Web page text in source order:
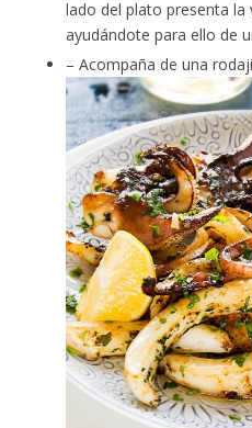
lado del plato presenta
ayudándote para ello de
– Acompaña de una